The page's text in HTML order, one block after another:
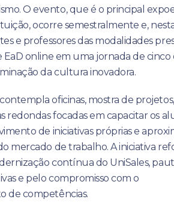
O evento, que é o principal
ocorre semestralmente e,
e professores das modalidades
EaD online em uma jornada de cinco
da cultura inovadora.
oficinas, mostra de projetos,
redondas focadas em capacitar os
de iniciativas próprias e
mercado de trabalho. A iniciativa
contínua do UniSales,
e pelo compromisso com o
de competências.